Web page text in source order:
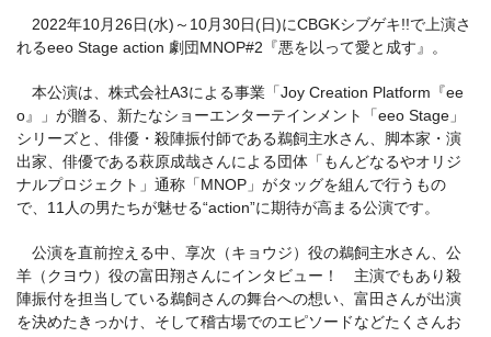
2022年10月26日(水)～10月30日(日)にCBGKシブゲキ!!で上演さ
れるeeo Stage action 劇団MNOP#2『悪を以って愛と成す』。
本公演は、株式会社A3による事業「Joy Creation Platform『ee
o』」が贈る、新たなショーエンターテインメント「eeo Stage」
シリーズと、俳優・殺陣振付師である鵜飼主水さん、脚本家・演
出家、俳優である萩原成哉さんによる団体「もんどなるやオリジ
ナルプロジェクト」通称「MNOP」がタッグを組んで行うもの
で、11人の男たちが魅せる“action”に期待が高まる公演です。
公演を直前控える中、享次（キョウジ）役の鵜飼主水さん、公
羊（クヨウ）役の富田翔さんにインタビュー！ 主演でもあり殺
陣振付を担当している鵜飼さんの舞台への想い、富田さんが出演
を決めたきっかけ、そして稽古場でのエピソードなどたくさんお